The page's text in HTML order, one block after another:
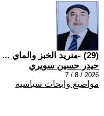
(29) -منريد الخبز والماي ... بس سالم ابو عداي-
حيدر حسين سويري
2026 / 8 / 7
مواضيع وابحاث سياسية